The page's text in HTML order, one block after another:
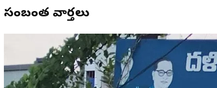
సంబంధిత వార్తలు